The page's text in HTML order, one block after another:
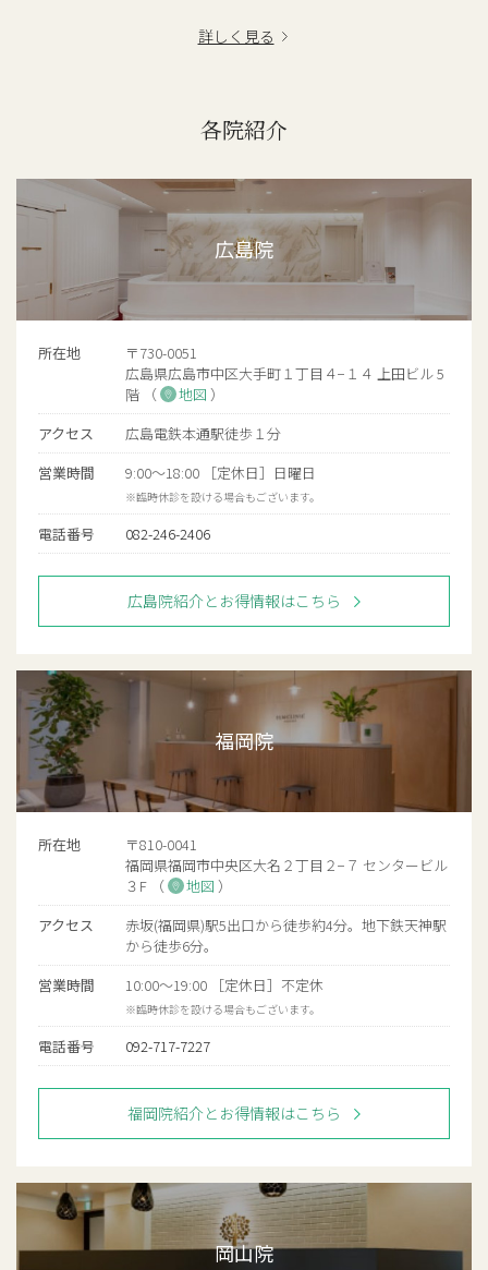
詳しく見る
各院紹介
広島院
所在地
〒730-0051
広島県広島市中区大手町１丁目４−１４ 上田ビル 5
階 （
地図 ）
アクセス
広島電鉄本通駅徒歩１分
営業時間
9:00〜18:00 ［定休日］日曜日
※臨時休診を設ける場合もございます。
電話番号 082-246-2406
広島院紹介とお得情報はこちら
福岡院
所在地
〒810-0041
福岡県福岡市中央区大名２丁目２−７ センタービル
３F （
地図 ）
アクセス
赤坂(福岡県)駅5出口から徒歩約4分。地下鉄天神駅
から徒歩6分。
営業時間
10:00〜19:00 ［定休日］不定休
※臨時休診を設ける場合もございます。
電話番号 092-717-7227
福岡院紹介とお得情報はこちら
岡山院